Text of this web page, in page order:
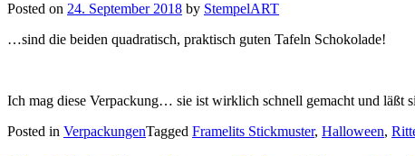
Posted on 24. September 2018 by StempelART
…sind die beiden quadratisch, praktisch guten Tafeln Schokolade!
Ich mag diese Verpackung… sie ist wirklich schnell gemacht und läßt
Posted in VerpackungenTagged Framelits Stickmuster, Halloween,